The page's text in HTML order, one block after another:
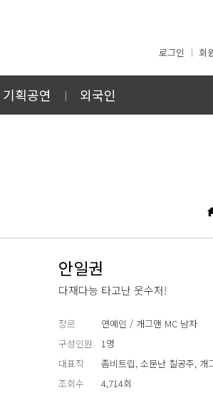
로그인 회
기획공연 외국인
안일권
다재다능 타고난 웃수저!
장르
연예인 / 개그맨 MC 남자
구성인원
1명
대표작
좀비트립, 소문난 칠공주, 개
조회수
4,714회